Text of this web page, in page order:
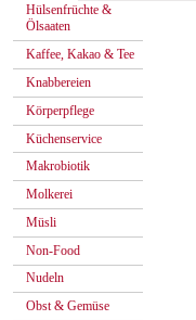
Hülsenfrüchte &
Ölsaaten
Kaffee, Kakao & Tee
Knabbereien
Körperpflege
Küchenservice
Makrobiotik
Molkerei
Müsli
Non-Food
Nudeln
Obst & Gemüse